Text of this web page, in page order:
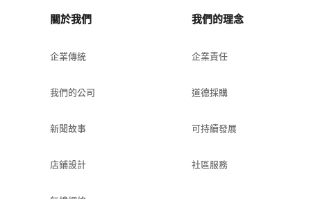
關於我們
企業傳統
我們的公司
新聞故事
店鋪設計
我們的理念
企業責任
道德採購
可持續發展
社區服務